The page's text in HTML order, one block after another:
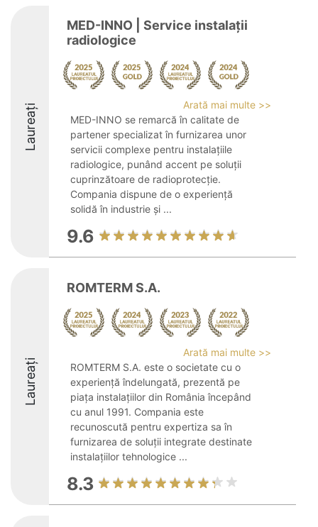
Laureați
MED-INNO | Service instalații
radiologice
Arată mai multe >>
MED-INNO se remarcă în calitate de
partener specializat în furnizarea unor
servicii complexe pentru instalațiile
radiologice, punând accent pe soluții
cuprinzătoare de radioprotecție.
Compania dispune de o experiență
solidă în industrie și ...
9.6
Laureați
ROMTERM S.A.
Arată mai multe >>
ROMTERM S.A. este o societate cu o
experiență îndelungată, prezentă pe
piața instalațiilor din România începând
cu anul 1991. Compania este
recunoscută pentru expertiza sa în
furnizarea de soluții integrate destinate
instalațiilor tehnologice ...
8.3